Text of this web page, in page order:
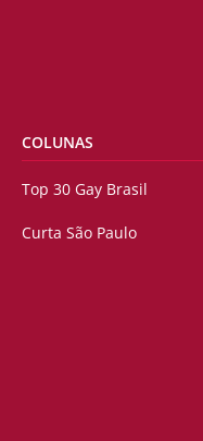
COLUNAS
Top 30 Gay Brasil
Curta São Paulo